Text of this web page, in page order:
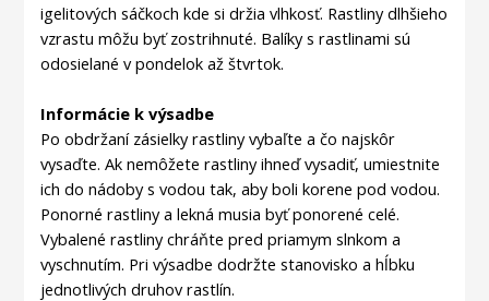
igelitových sáčkoch kde si držia vlhkosť. Rastliny dlhšieho
vzrastu môžu byť zostrihnuté. Balíky s rastlinami sú
odosielané v pondelok až štvrtok.
Informácie k výsadbe
Po obdržaní zásielky rastliny vybaľte a čo najskôr
vysaďte. Ak nemôžete rastliny ihneď vysadiť, umiestnite
ich do nádoby s vodou tak, aby boli korene pod vodou.
Ponorné rastliny a lekná musia byť ponorené celé.
Vybalené rastliny chráňte pred priamym slnkom a
vyschnutím. Pri výsadbe dodržte stanovisko a hĺbku
jednotlivých druhov rastlín.